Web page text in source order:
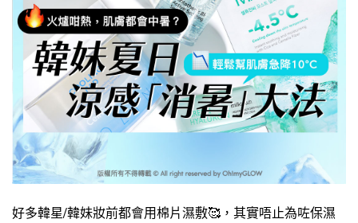
好多韓星/韓妹妝前都會用棉片濕敷🥰​，其實唔止為咗保濕